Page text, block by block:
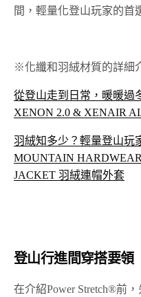
間，輕量化登山玩家的首
※化纖和羽絨材質的詳細
從登山走到日常，暖暖
XENON 2.0 & XENAIR
羽絨知多少？輕量登山玩
MOUNTAIN
JACKET 羽絨連帽外套
登山行進間穿搭要領
在介紹Power Stretch®前